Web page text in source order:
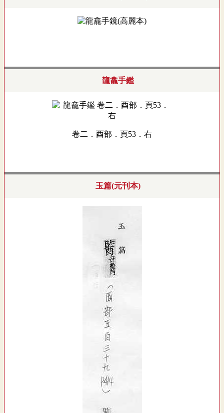
龍龕手鑑
卷二．酉部．頁53．右
玉篇(元刊本)